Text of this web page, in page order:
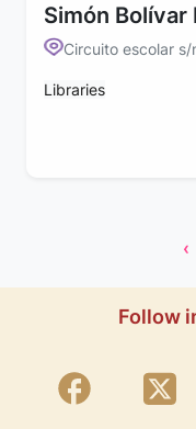
Simón Bolívar
Circuito escolar
Libraries
‹
Follow